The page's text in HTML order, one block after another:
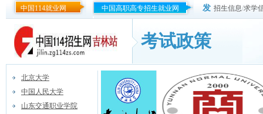
中国114就业网 中国高职高专招生就业网 发 招生信息/求学
考试政策
北京大学
中国人民大学
山东交通职业学院